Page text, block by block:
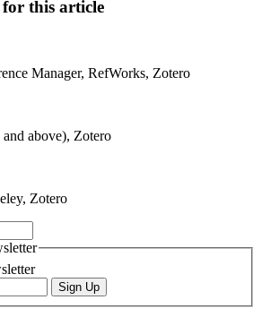
this article
Manager, RefWorks, Zotero
above), Zotero
Zotero